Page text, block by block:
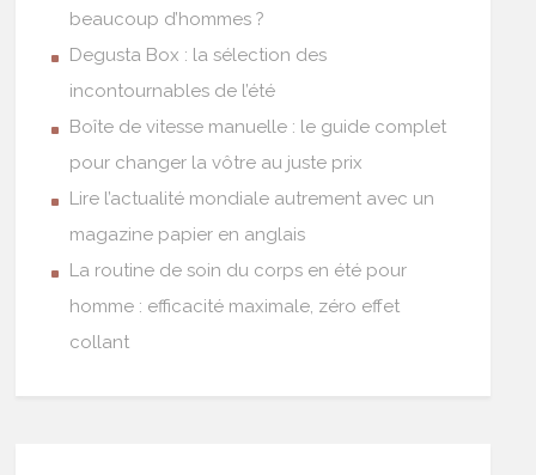
beaucoup d’hommes ?
Degusta Box : la sélection des
incontournables de l’été
Boîte de vitesse manuelle : le guide complet
pour changer la vôtre au juste prix
Lire l’actualité mondiale autrement avec un
magazine papier en anglais
La routine de soin du corps en été pour
homme : efficacité maximale, zéro effet
collant